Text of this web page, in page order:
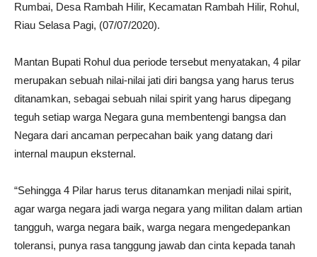
Rumbai, Desa Rambah Hilir, Kecamatan Rambah Hilir, Rohul,
Riau Selasa Pagi, (07/07/2020).
Mantan Bupati Rohul dua periode tersebut menyatakan, 4 pilar
merupakan sebuah nilai-nilai jati diri bangsa yang harus terus
ditanamkan, sebagai sebuah nilai spirit yang harus dipegang
teguh setiap warga Negara guna membentengi bangsa dan
Negara dari ancaman perpecahan baik yang datang dari
internal maupun eksternal.
“Sehingga 4 Pilar harus terus ditanamkan menjadi nilai spirit,
agar warga negara jadi warga negara yang militan dalam artian
tangguh, warga negara baik, warga negara mengedepankan
toleransi, punya rasa tanggung jawab dan cinta kepada tanah